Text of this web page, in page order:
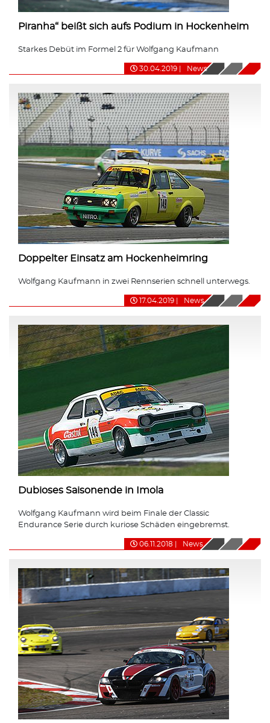
Piranha“ beißt sich aufs Podium in Hockenheim
Starkes Debüt im Formel 2 für Wolfgang Kaufmann
30.04.2019 News
Doppelter Einsatz am Hockenheimring
Wolfgang Kaufmann in zwei Rennserien schnell unterwegs.
17.04.2019 News
Dubioses Saisonende in Imola
Wolfgang Kaufmann wird beim Finale der Classic
Endurance Serie durch kuriose Schäden eingebremst.
06.11.2018 News